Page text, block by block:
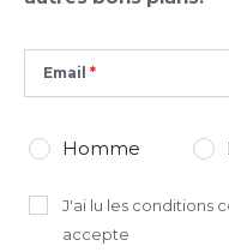
Datenschutzbestimmungen
Email
Homme
J'ai lu les conditions
accepte